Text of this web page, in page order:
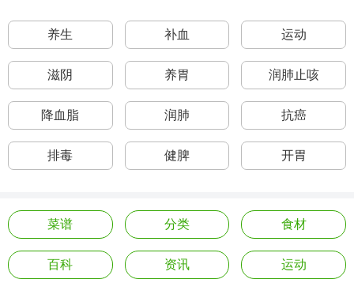
养生 补血 运动
滋阴 养胃 润肺止咳
降血脂 润肺 抗癌
排毒 健脾 开胃
菜谱 分类 食材
百科 资讯 运动